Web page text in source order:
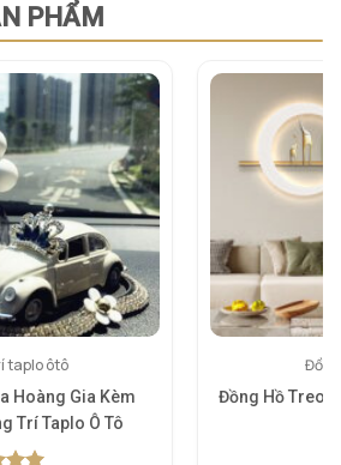
PHẨM
taplo ôtô
Hoàng Gia Kèm
Trí Taplo Ô Tô
Đồng Hồ Treo